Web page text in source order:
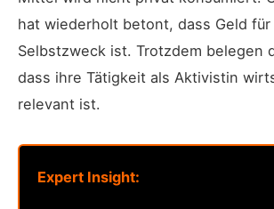
hat wiederholt betont, dass Geld
Selbstzweck ist. Trotzdem belegen
dass ihre Tätigkeit als Aktivistin
relevant ist.
Expert Insight: